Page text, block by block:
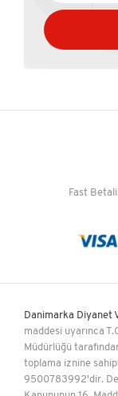
Fast
Danimarka Diyanet
maddesi uyarınca
Müdürlüğü
toplama iznine
9500783992'dir.